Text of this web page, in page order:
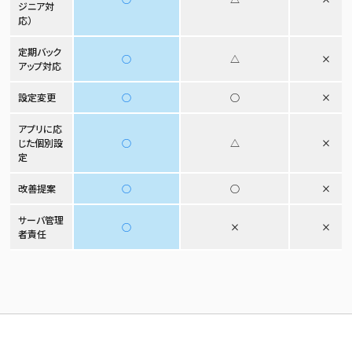
ジニア対
応）
定期バック
アップ対応
○ △ ×
設定変更 ○ ○ ×
アプリに応
じた個別設
定
○ △ ×
改善提案 ○ ○ ×
サーバ管理
者責任
○ × ×